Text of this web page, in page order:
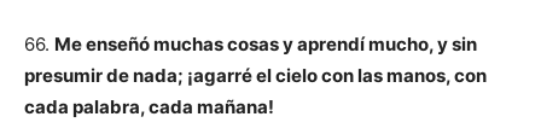
66. Me enseñó muchas cosas y aprendí mucho, y sin
presumir de nada; ¡agarré el cielo con las manos, con
cada palabra, cada mañana!